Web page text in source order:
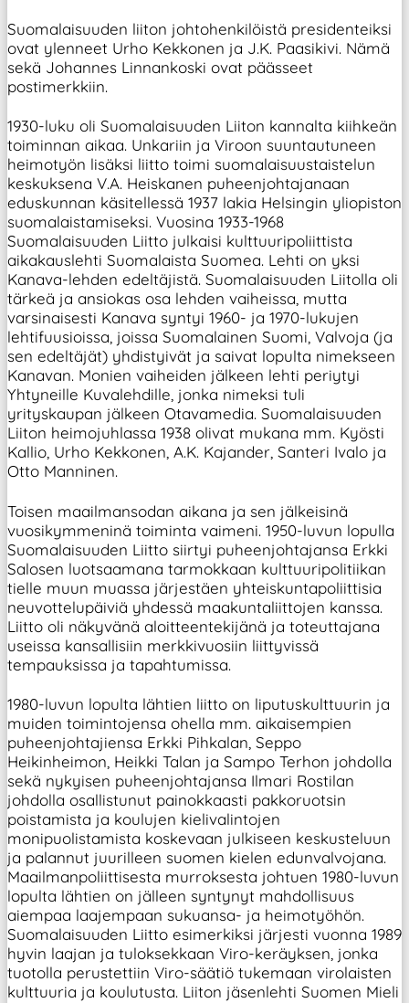
Suomalaisuuden liiton johtohenkilöistä presidenteiksi
ovat ylenneet Urho Kekkonen ja J.K. Paasikivi. Nämä
sekä Johannes Linnankoski ovat päässeet
postimerkkiin.
1930-luku oli Suomalaisuuden Liiton kannalta kiihkeän
toiminnan aikaa. Unkariin ja Viroon suuntautuneen
heimotyön lisäksi liitto toimi suomalaisuustaistelun
keskuksena V.A. Heiskanen puheenjohtajanaan
eduskunnan käsitellessä 1937 lakia Helsingin yliopiston
suomalaistamiseksi. Vuosina 1933-1968
Suomalaisuuden Liitto julkaisi kulttuuripoliittista
aikakauslehti Suomalaista Suomea. Lehti on yksi
Kanava-lehden edeltäjistä. Suomalaisuuden Liitolla oli
tärkeä ja ansiokas osa lehden vaiheissa, mutta
varsinaisesti Kanava syntyi 1960- ja 1970-lukujen
lehtifuusioissa, joissa Suomalainen Suomi, Valvoja (ja
sen edeltäjät) yhdistyivät ja saivat lopulta nimekseen
Kanavan. Monien vaiheiden jälkeen lehti periytyi
Yhtyneille Kuvalehdille, jonka nimeksi tuli
yrityskaupan jälkeen Otavamedia. Suomalaisuuden
Liiton heimojuhlassa 1938 olivat mukana mm. Kyösti
Kallio, Urho Kekkonen, A.K. Kajander, Santeri Ivalo ja
Otto Manninen.
Toisen maailmansodan aikana ja sen jälkeisinä
vuosikymmeninä toiminta vaimeni. 1950-luvun lopulla
Suomalaisuuden Liitto siirtyi puheenjohtajansa Erkki
Salosen luotsaamana tarmokkaan kulttuuripolitiikan
tielle muun muassa järjestäen yhteiskuntapoliittisia
neuvottelupäiviä yhdessä maakuntaliittojen kanssa.
Liitto oli näkyvänä aloitteentekijänä ja toteuttajana
useissa kansallisiin merkkivuosiin liittyvissä
tempauksissa ja tapahtumissa.
1980-luvun lopulta lähtien liitto on liputuskulttuurin ja
muiden toimintojensa ohella mm. aikaisempien
puheenjohtajiensa Erkki Pihkalan, Seppo
Heikinheimon, Heikki Talan ja Sampo Terhon johdolla
sekä nykyisen puheenjohtajansa Ilmari Rostilan
johdolla osallistunut painokkaasti pakkoruotsin
poistamista ja koulujen kielivalintojen
monipuolistamista koskevaan julkiseen keskusteluun
ja palannut juurilleen suomen kielen edunvalvojana.
Maailmanpoliittisesta murroksesta johtuen 1980-luvun
lopulta lähtien on jälleen syntynyt mahdollisuus
aiempaa laajempaan sukuansa- ja heimotyöhön.
Suomalaisuuden Liitto esimerkiksi järjesti vuonna 1989
hyvin laajan ja tuloksekkaan Viro-keräyksen, jonka
tuotolla perustettiin Viro-säätiö tukemaan virolaisten
kulttuuria ja koulutusta. Liiton jäsenlehti Suomen Mieli